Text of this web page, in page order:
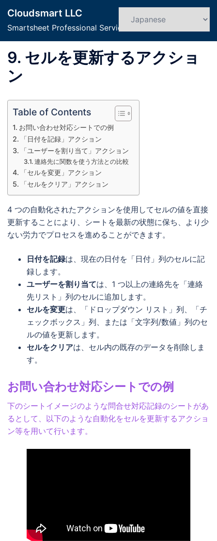
ン
Cloudsmart LLC
Smartsheet Professional Service
ト
グ
9. セルを更新するアクショ
ン
Table of Contents
お問い合わせ対応シートでの例
「日付を記録」アクション
「ユーザーを割り当て」アクション
連絡先に関数を使う方法との比較
「セルを変更」アクション
「セルをクリア」アクション
4 つの自動化されたアクションを使用してセルの値を直接
更新することにより、シートを最新の状態に保ち、より少
ない労力でプロセスを進めることができます。
日付を記録は、現在の日付を「日付」列のセルに記
録します。
ユーザーを割り当ては、1 つ以上の連絡先を「連絡
先リスト」列のセルに追加します。
セルを変更は、「ドロップダウン リスト」列、「チ
ェックボックス」列、または「文字列/数値」列のセ
ルの値を更新します。
セルをクリアは、セル内の既存のデータを削除しま
す。
お問い合わせ対応シートでの例
下のシートイメージのような問合せ対応記録のシートがあ
るとして、以下のような自動化をセルを更新するアクショ
ン等を用いて行います。